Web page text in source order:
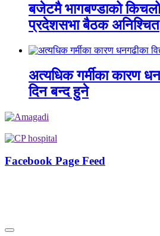
बजेटमै भागबण्डाको
प्रदेशसभा बैठक अनिश्चित
अत्यधिक गर्मीका कारण
दिन बन्द हुने
Facebook Page Feed